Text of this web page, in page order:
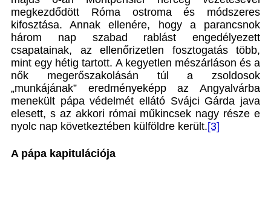
megkezdődött Róma ostroma és módszeres
kifosztása. Annak ellenére, hogy a parancsnok
három nap szabad rablást engedélyezett
csapatainak, az ellenőrizetlen fosztogatás több,
mint egy hétig tartott. A kegyetlen mészárláson és a
nők megerőszakolásán túl a zsoldosok
„munkájának” eredményeképp az Angyalvárba
menekült pápa védelmét ellátó Svájci Gárda java
elesett, s az akkori római műkincsek nagy része e
nyolc nap következtében külföldre került.[3]
A pápa kapitulációja